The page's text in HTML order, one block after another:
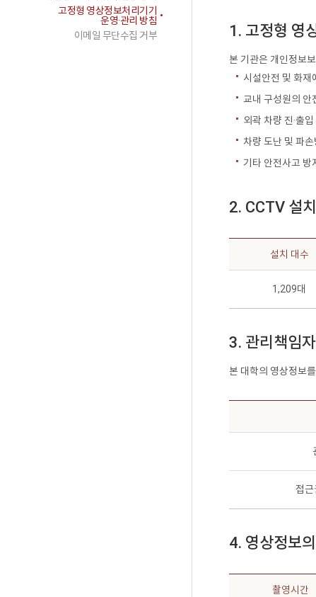
고정형 영상정보처리기기
운영·관리 방침
이메일 무단수집 거부
1. 고정형 영
본 기관은 개인정보
시설안전 및 화재
교내 구성원의 안
외곽 차량 진·출
차량 도난 및 파손
기타 안전사고 방
2. CCTV 설
설치 대수
1,209대
3. 관리책임
본 대학의 영상정보
접
4. 영상정보
촬영시간